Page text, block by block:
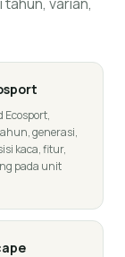
Ecosport,
generasi,
kaca, fitur,
pada unit